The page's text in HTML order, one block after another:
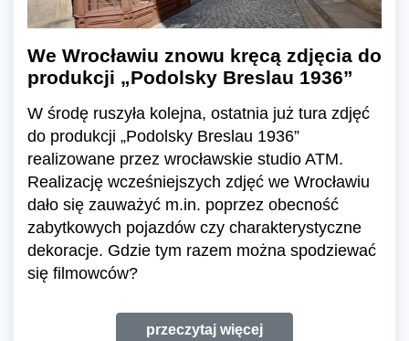
We Wrocławiu znowu kręcą zdjęcia do
produkcji „Podolsky Breslau 1936”
W środę ruszyła kolejna, ostatnia już tura zdjęć
do produkcji „Podolsky Breslau 1936”
realizowane przez wrocławskie studio ATM.
Realizację wcześniejszych zdjęć we Wrocławiu
dało się zauważyć m.in. poprzez obecność
zabytkowych pojazdów czy charakterystyczne
dekoracje. Gdzie tym razem można spodziewać
się filmowców?
przeczytaj więcej